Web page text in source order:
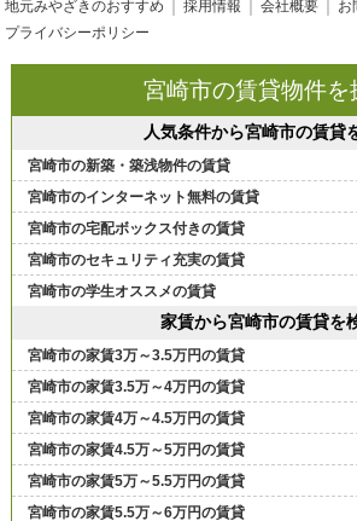
地元みやざきのおすすめ
採用情報 会社概要
お
プライバシーポリシー
宮崎市の賃貸物件を
人気条件から宮崎市の賃貸
宮崎市の新築・築浅物件の賃貸
宮崎市のインターネット無料の賃貸
宮崎市の宅配ボックス付きの賃貸
宮崎市のセキュリティ充実の賃貸
宮崎市の学生オススメの賃貸
家賃から宮崎市の賃貸を
宮崎市の家賃3万～3.5万円の賃貸
宮崎市の家賃3.5万～4万円の賃貸
宮崎市の家賃4万～4.5万円の賃貸
宮崎市の家賃4.5万～5万円の賃貸
宮崎市の家賃5万～5.5万円の賃貸
宮崎市の家賃5.5万～6万円の賃貸